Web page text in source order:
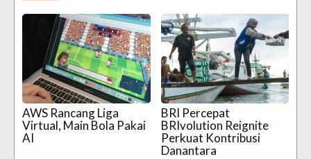
AWS Rancang Liga
Virtual, Main Bola Pakai
AI
BRI Percepat
BRIvolution Reignite
Perkuat Kontribusi
Danantara